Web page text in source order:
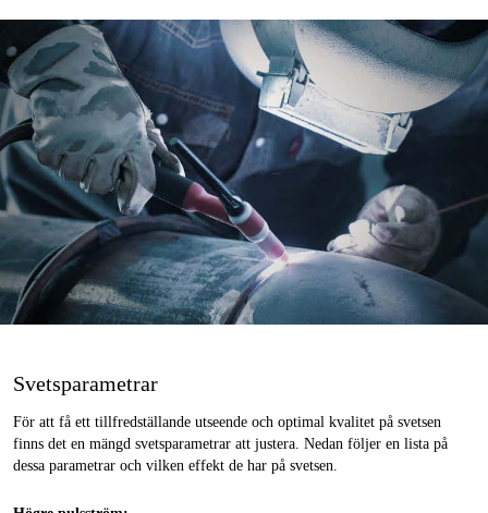
Svetsparametrar
För att få ett tillfredställande utseende och optimal kvalitet på svetsen
finns det en mängd svetsparametrar att justera. Nedan följer en lista på
dessa parametrar och vilken effekt de har på svetsen.